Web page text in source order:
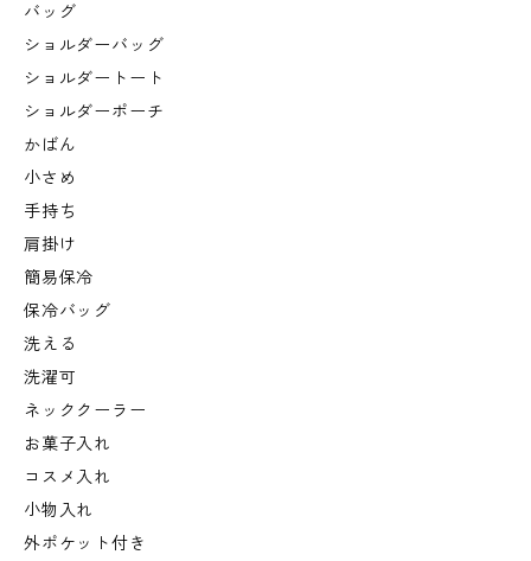
バッグ
ショルダーバッグ
ショルダートート
ショルダーポーチ
かばん
小さめ
手持ち
肩掛け
簡易保冷
保冷バッグ
洗える
洗濯可
ネッククーラー
お菓子入れ
コスメ入れ
小物入れ
外ポケット付き